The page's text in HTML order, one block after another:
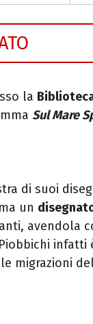
la
Sul Mare
di suoi
un
avendola
infatti
migrazioni